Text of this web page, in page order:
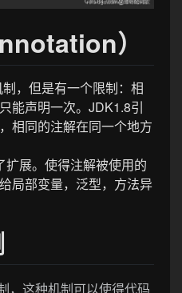
）
，但是有一个限制：相
能声明一次。JDK1.8引
相同的注解在同一个地方
扩展。使得注解被使用的
局部变量，泛型，方法异
，这种机制可以使得代码